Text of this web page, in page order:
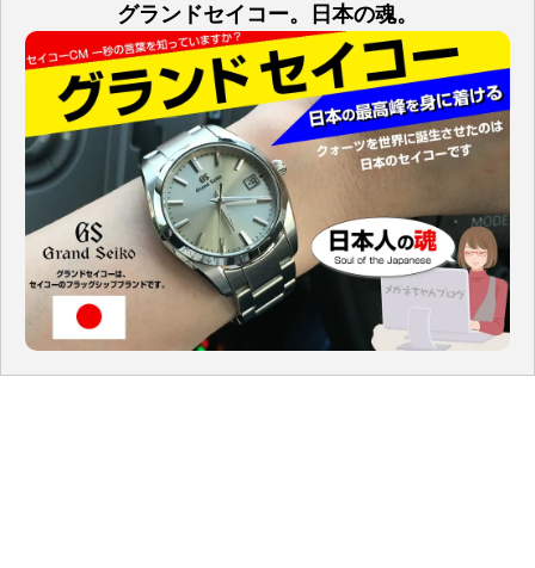
グランドセイコー。日本の魂。